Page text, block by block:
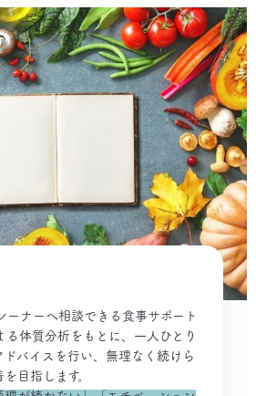
ーナーへ相談できる食事サポート
る体質分析をもとに、一人ひとり
ドバイスを行い、無理なく続けら
目指します。